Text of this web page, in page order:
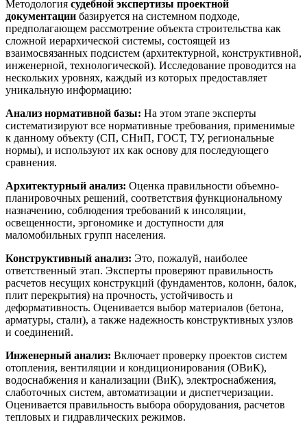
Методология судебной экспертизы проектной
документации базируется на системном подходе,
предполагающем рассмотрение объекта строительства как
сложной иерархической системы, состоящей из
взаимосвязанных подсистем (архитектурной, конструктивной,
инженерной, технологической). Исследование проводится на
нескольких уровнях, каждый из которых предоставляет
уникальную информацию:
Анализ нормативной базы: На этом этапе эксперты
систематизируют все нормативные требования, применимые
к данному объекту (СП, СНиП, ГОСТ, ТУ, региональные
нормы), и используют их как основу для последующего
сравнения.
Архитектурный анализ: Оценка правильности объемно-
планировочных решений, соответствия функциональному
назначению, соблюдения требований к инсоляции,
освещенности, эргономике и доступности для
маломобильных групп населения.
Конструктивный анализ: Это, пожалуй, наиболее
ответственный этап. Эксперты проверяют правильность
расчетов несущих конструкций (фундаментов, колонн, балок,
плит перекрытия) на прочность, устойчивость и
деформативность. Оценивается выбор материалов (бетона,
арматуры, стали), а также надежность конструктивных узлов
и соединений.
Инженерный анализ: Включает проверку проектов систем
отопления, вентиляции и кондиционирования (ОВиК),
водоснабжения и канализации (ВиК), электроснабжения,
слаботочных систем, автоматизации и диспетчеризации.
Оценивается правильность выбора оборудования, расчетов
тепловых и гидравлических режимов.